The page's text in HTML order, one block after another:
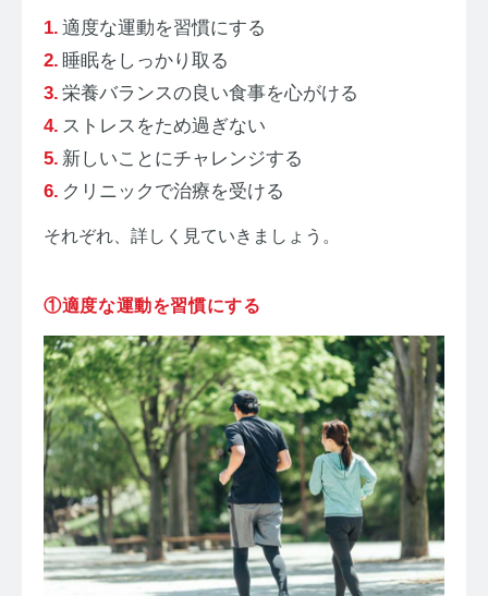
適度な運動を習慣にする
睡眠をしっかり取る
栄養バランスの良い食事を心がける
ストレスをため過ぎない
新しいことにチャレンジする
クリニックで治療を受ける
それぞれ、詳しく見ていきましょう。
①適度な運動を習慣にする